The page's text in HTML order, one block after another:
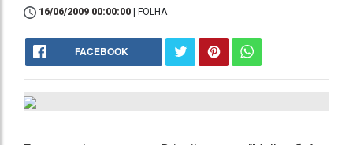
16/06/2009 00:00:00 | FOLHA
FACEBOOK